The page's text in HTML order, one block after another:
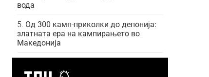
вода
Од 300 камп-приколки до депонија:
златната ера на кампирањето во
Македонија